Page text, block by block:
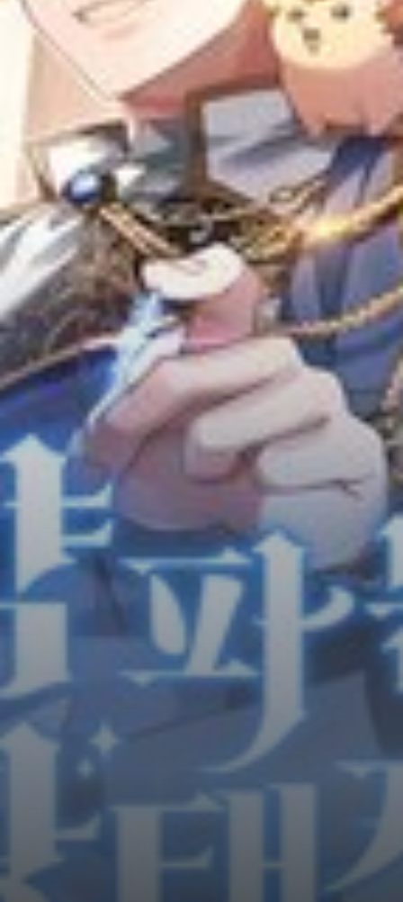
Adventure
Ngôn Tình
Slice Of Life
School Life
Manga
Supernatural
Xuyên Không
Shounen
Cổ Đại
Mystery
Webtoon
Chuyển Sinh
Martial Arts
Shoujo
Đam Mỹ
#Sủng Ngọt
Nữ Cường